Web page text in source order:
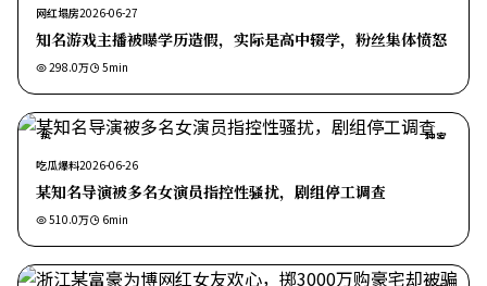
网红塌房2026-06-27
知名游戏主播被曝学历造假，实际是高中辍学，粉丝集体愤怒
298.0万 5min
热
独家
吃瓜爆料2026-06-26
某知名导演被多名女演员指控性骚扰，剧组停工调查
510.0万 6min